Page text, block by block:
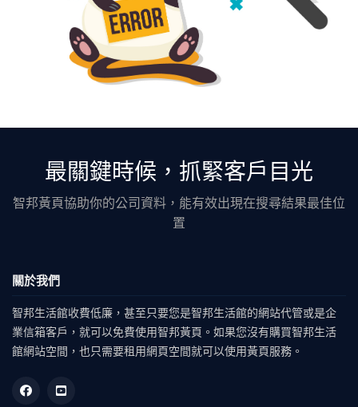
最關鍵時候，抓緊客戶目光
智邦黃頁協助你的公司資料，能有效出現在搜尋結果最佳位
置
關於我們
智邦生活館收費低廉，甚至只要您是智邦生活館的網站代管或是企
業信箱客戶，就可以免費使用智邦黃頁。如果您沒有購買智邦生活
館網站空間，也只需要租用網頁空間就可以使用黃頁服務。